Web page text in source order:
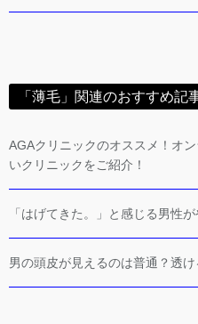
「薄毛」関連のおすすめ記
AGAクリニックのオススメ！オ
いクリニックをご紹介！
「はげてきた。」と感じる男性
男の頭皮が見えるのは普通？透け